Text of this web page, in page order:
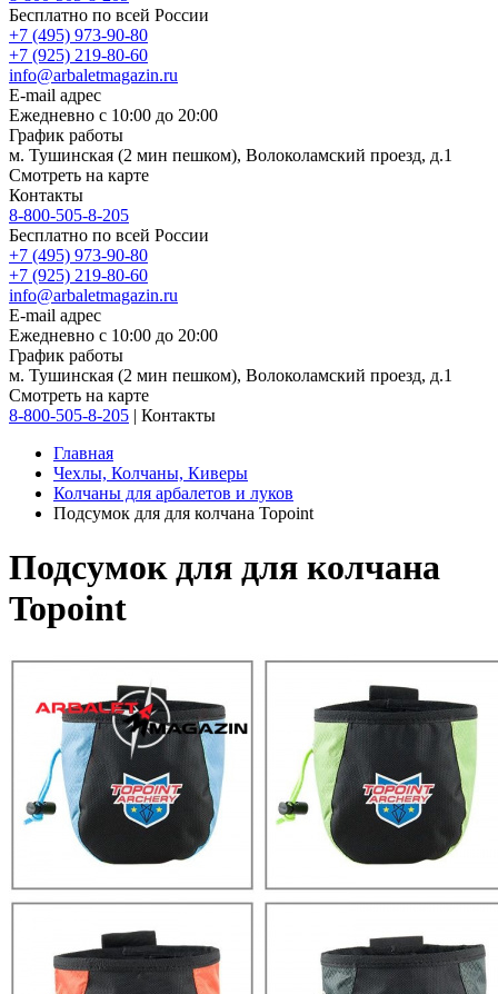
Бесплатно по всей России
+7 (495) 973-90-80
+7 (925) 219-80-60
info@arbaletmagazin.ru
E-mail адрес
Ежедневно с 10:00 до 20:00
График работы
м. Тушинская (2 мин пешком), Волоколамский проезд, д.1
Смотреть на карте
Контакты
8-800-505-8-205
Бесплатно по всей России
+7 (495) 973-90-80
+7 (925) 219-80-60
info@arbaletmagazin.ru
E-mail адрес
Ежедневно с 10:00 до 20:00
График работы
м. Тушинская (2 мин пешком), Волоколамский проезд, д.1
Смотреть на карте
8-800-505-8-205 | Контакты
Главная
Чехлы, Колчаны, Киверы
Колчаны для арбалетов и луков
Подсумок для для колчана Topoint
Подсумок для для колчана
Topoint